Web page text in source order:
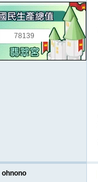
78139
ohnono